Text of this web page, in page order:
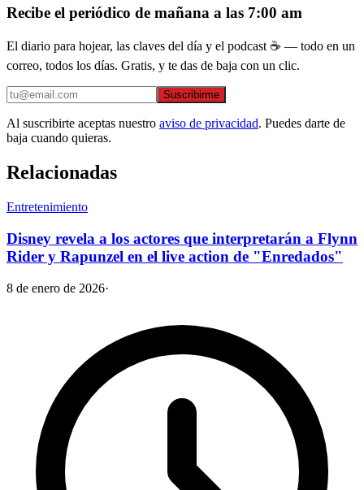
Recibe el periódico de mañana a las 7:00 am
El diario para hojear, las claves del día y el podcast ☕ — todo en un
correo, todos los días. Gratis, y te das de baja con un clic.
Suscribirme
Al suscribirte aceptas nuestro aviso de privacidad. Puedes darte de
baja cuando quieras.
Relacionadas
Entretenimiento
Disney revela a los actores que interpretarán a Flynn
Rider y Rapunzel en el live action de "Enredados"
8 de enero de 2026·